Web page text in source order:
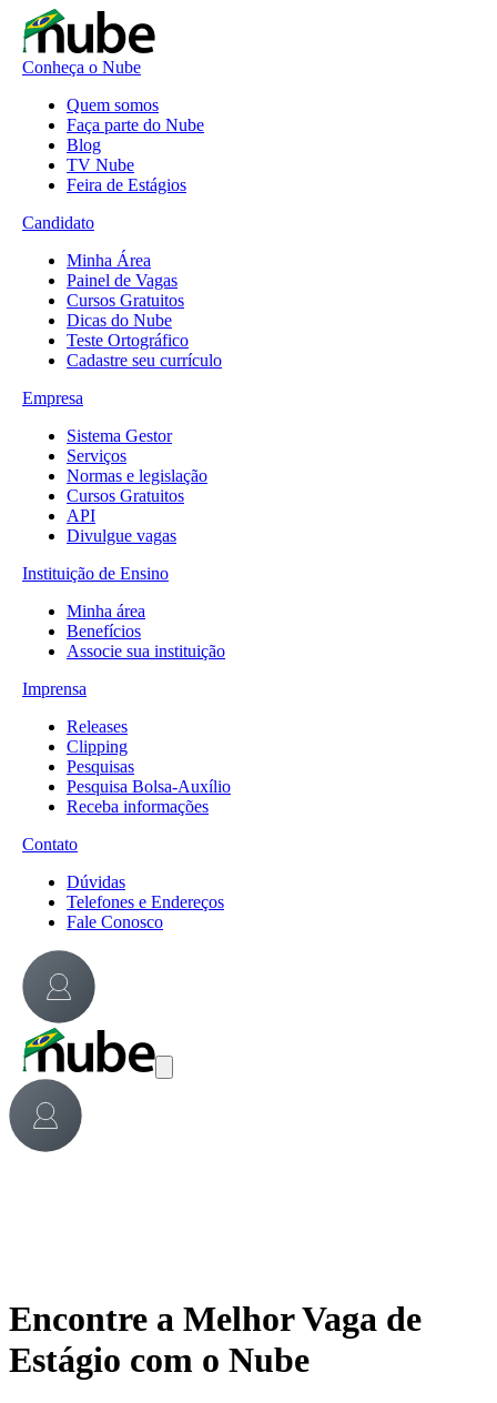
Conheça o Nube
Quem somos
Faça parte do Nube
Blog
TV Nube
Feira de Estágios
Candidato
Minha Área
Painel de Vagas
Cursos Gratuitos
Dicas do Nube
Teste Ortográfico
Cadastre seu currículo
Empresa
Sistema Gestor
Serviços
Normas e legislação
Cursos Gratuitos
API
Divulgue vagas
Instituição de Ensino
Minha área
Benefícios
Associe sua instituição
Imprensa
Releases
Clipping
Pesquisas
Pesquisa Bolsa-Auxílio
Receba informações
Contato
Dúvidas
Telefones e Endereços
Fale Conosco
Encontre a Melhor Vaga de
Estágio com o Nube